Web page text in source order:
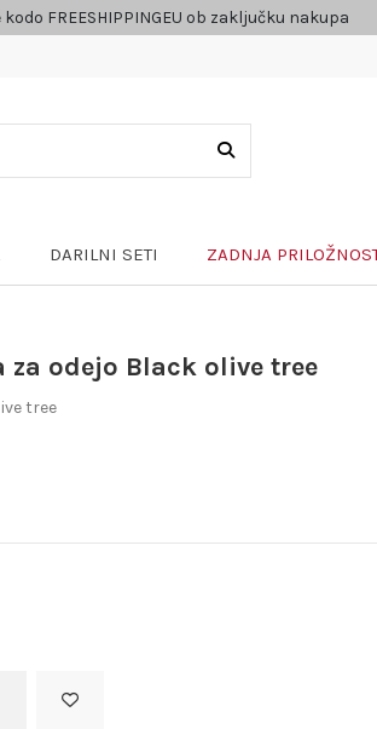
FREESHIPPINGEU ob zaključku nakupa
DARILNI SETI ZADNJA
za odejo Black olive tree
tree